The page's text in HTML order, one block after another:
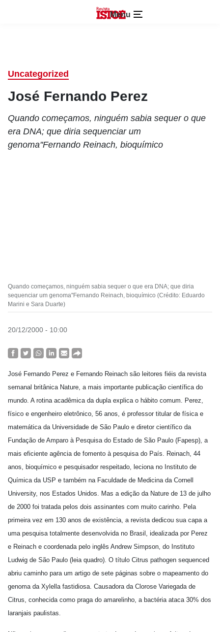
Menu
Uncategorized
José Fernando Perez
Quando começamos, ninguém sabia sequer o que
era DNA; que diria sequenciar um
genoma''Fernando Reinach, bioquímico
Quando começamos, ninguém sabia sequer o que era DNA; que diria
sequenciar um genoma''Fernando Reinach, bioquímico (Crédito: Eduardo
Marini e Sara Duarte)
20/12/2000 - 10:00
José Fernando Perez e Fernando Reinach são leitores fiéis da revista
semanal britânica Nature, a mais importante publicação científica do
mundo. A rotina acadêmica da dupla explica o hábito comum. Perez,
físico e engenheiro eletrônico, 56 anos, é professor titular de física e
matemática da Universidade de São Paulo e diretor científico da
Fundação de Amparo à Pesquisa do Estado de São Paulo (Fapesp), a
mais eficiente agência de fomento à pesquisa do País. Reinach, 44
anos, bioquímico e pesquisador respeitado, leciona no Instituto de
Química da USP e também na Faculdade de Medicina da Cornell
University, nos Estados Unidos. Mas a edição da Nature de 13 de julho
de 2000 foi tratada pelos dois assinantes com muito carinho. Pela
primeira vez em 130 anos de existência, a revista dedicou sua capa a
uma pesquisa totalmente desenvolvida no Brasil, idealizada por Perez
e Reinach e coordenada pelo inglês Andrew Simpson, do Instituto
Ludwig de São Paulo (leia quadro). O título Citrus pathogen sequenced
abriu caminho para um artigo de sete páginas sobre o mapeamento do
genoma da Xylella fastidiosa. Causadora da Clorose Variegada de
Citrus, conhecida como praga do amarelinho, a bactéria ataca 30% dos
laranjais paulistas.